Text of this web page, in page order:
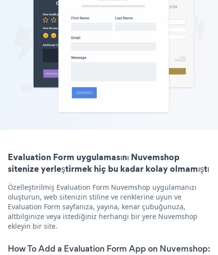
Evaluation Form uygulamasını Nuvemshop
sitenize yerleştirmek hiç bu kadar kolay olmamıştı
Özelleştirilmiş Evaluation Form Nuvemshop uygulamanızı
oluşturun, web sitenizin stiline ve renklerine uyun ve
Evaluation Form sayfanıza, yayına, kenar çubuğunuza,
altbilginize veya istediğiniz herhangi bir yere Nuvemshop
ekleyin bir site.
How To Add a Evaluation Form App on Nuvemshop: